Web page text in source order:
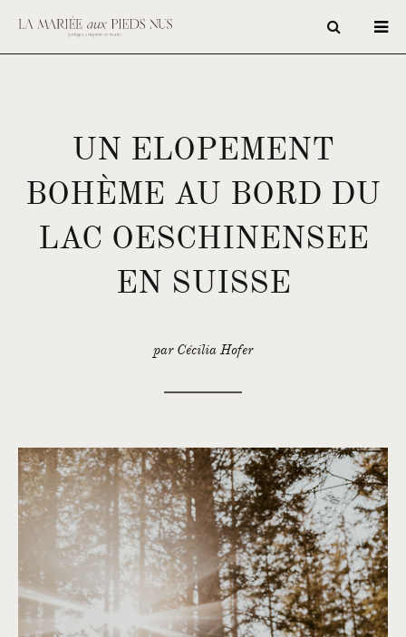
UN ELOPEMENT
BOHÈME AU BORD DU
LAC OESCHINENSEE
EN SUISSE
par Cécilia Hofer